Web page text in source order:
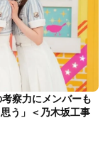
察力にメンバーも
う」＜乃木坂工事